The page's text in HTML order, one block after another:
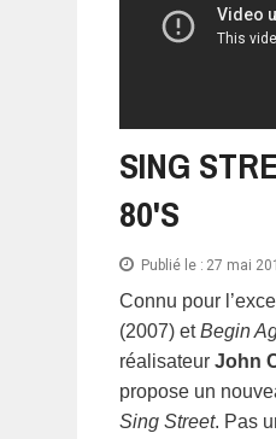
SING
80'S
Publié le : 27 mai
Connu pour
(2007) etBegin
réalisateur John
propose un
Sing Street. Pas